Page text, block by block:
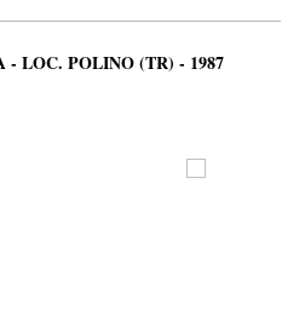
- LOC. POLINO (TR) - 1987